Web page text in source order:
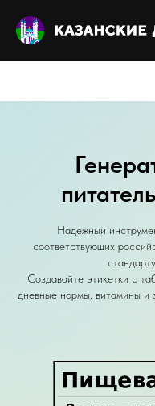
Надежный
соответствующих
Создавайте этикетки с
дневные нормы, витамины и